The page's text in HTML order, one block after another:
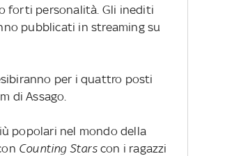
forti personalità. Gli inediti
pubblicati in streaming su
per i quattro posti
di Assago.
popolari nel mondo della
Counting Starscon i ragazzi